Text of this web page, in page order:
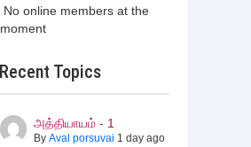
No online members at the
moment
Recent Topics
அத்தியாயம் - 1
By Aval porsuvai 1 day ago